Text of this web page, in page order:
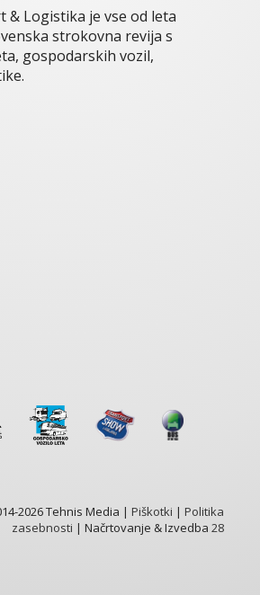
& Logistika je vse od leta
strokovna revija s
gospodarskih vozil,
2026 Tehnis Media | Piškotki | Politika
zasebnosti | Načrtovanje & Izvedba 28